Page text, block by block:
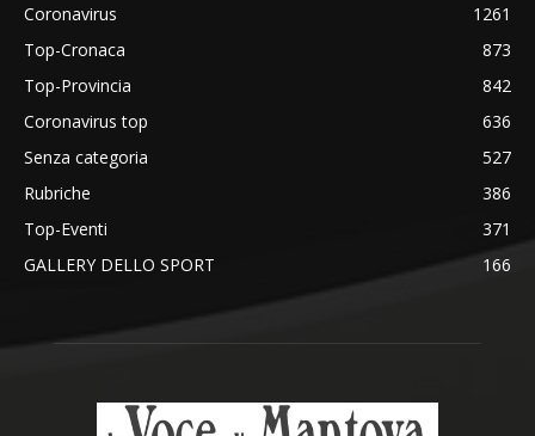
Coronavirus
1261
Top-Cronaca
873
Top-Provincia
842
Coronavirus top
636
Senza categoria
527
Rubriche
386
Top-Eventi
371
GALLERY DELLO SPORT
166